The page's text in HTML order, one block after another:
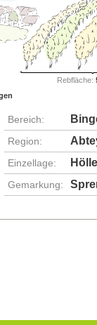
Rebfläche:
Bereich:
Region:
Einzellage: Hölle
Gemarkung: